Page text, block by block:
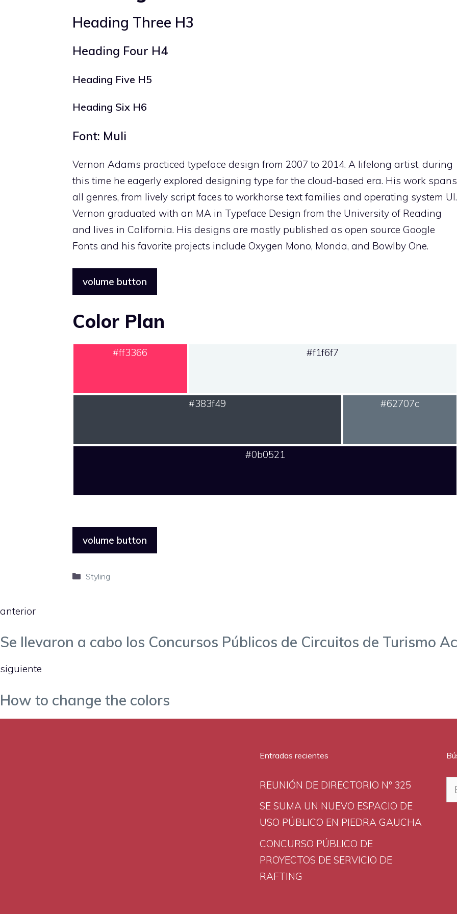
Heading Three H3
Heading Four H4
Heading Five H5
Heading Six H6
Font: Muli
Vernon Adams practiced typeface design from 2007 to 2014. A lifelong artist, during
this time he eagerly explored designing type for the cloud-based era. His work spans
all genres, from lively script faces to workhorse text families and operating system UI.
Vernon graduated with an MA in Typeface Design from the University of Reading
and lives in California. His designs are mostly published as open source Google
Fonts and his favorite projects include Oxygen Mono, Monda, and Bowlby One.
volume button
Color Plan
#ff3366 #f1f6f7
#383f49 #62707c
#0b0521
volume button
Categorías
Styling
anterior
Se llevaron a cabo los Concursos Públicos de Circuitos de Turismo
siguiente
How to change the colors
Entradas recientes
REUNIÓN DE DIRECTORIO Nº 325
SE SUMA UN NUEVO ESPACIO DE
USO PÚBLICO EN PIEDRA GAUCHA
CONCURSO PÚBLICO DE
PROYECTOS DE SERVICIO DE
RAFTING